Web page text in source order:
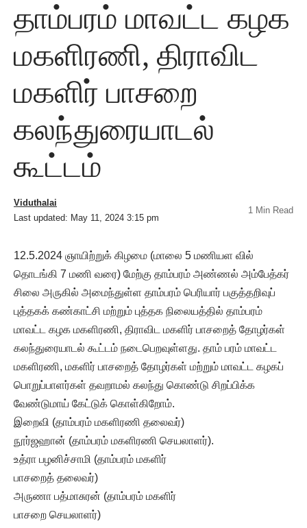
தாம்பரம் மாவட்ட கழக
மகளிரணி, திராவிட
மகளிர் பாசறை
கலந்துரையாடல்
கூட்டம்
Last updated: May 11, 2024 3:15 pm
Viduthalai
1 Min Read
12.5.2024 ஞாயிற்றுக் கிழமை (மாலை 5 மணியள வில்
தொடங்கி 7 மணி வரை) மேற்கு தாம்பரம் அண்ணல் அம்பேத்கர்
சிலை அருகில் அமைந்துள்ள தாம்பரம் பெரியார் பகுத்தறிவுப்
புத்தகக் கண்காட்சி மற்றும் புத்தக நிலையத்தில் தாம்பரம்
மாவட்ட கழக மகளிரணி, திராவிட மகளிர் பாசறைத் தோழர்கள்
கலந்துரையாடல் கூட்டம் நடைபெறவுள்ளது. தாம் பரம் மாவட்ட
மகளிரணி, மகளிர் பாசறைத் தோழர்கள் மற்றும் மாவட்ட கழகப்
பொறுப்பாளர்கள் தவறாமல் கலந்து கொண்டு சிறப்பிக்க
வேண்டுமாய் கேட்டுக் கொள்கிறோம்.
இறைவி (தாம்பரம் மகளிரணி தலைவர்)
நூர்ஜஹான் (தாம்பரம் மகளிரணி செயலாளர்).
உத்ரா பழனிச்சாமி (தாம்பரம் மகளிர்
பாசறைத் தலைவர்)
அருணா பத்மாசுரன் (தாம்பரம் மகளிர்
பாசறை செயலாளர்)